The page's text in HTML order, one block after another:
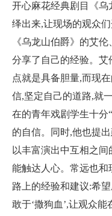
开心麻花经典剧目《
绎出来,让现场的观众
《乌龙山伯爵》的艾
分享了自己的经验。艾
点就是具备胆量,而现
信,坚定自己的道路,就
在的青年戏剧学生十分
的自信。同时,他也提
以丰富演出中互相之
能触达人心。常远也和
路上的经验和建议:希
敢于‘撒狗血’,让观众能